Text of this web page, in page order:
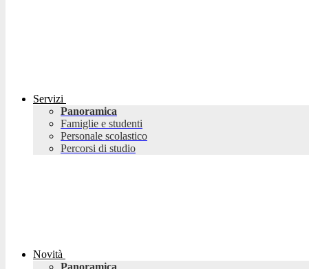
Servizi
Panoramica
Famiglie e studenti
Personale scolastico
Percorsi di studio
Novità